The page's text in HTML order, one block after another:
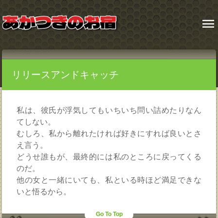
menu
リリースアンドキャッチ
私は、彼氏が浮気してもいちいち問い詰めたりなん
てしない。
むしろ、私から離れたければ好きにすれば良いとさ
え言う。
どうせ誰もが、最終的には私のところに戻ってくる
のだ。
他の女と一緒にいても、私といる時ほど満足できな
いと悟るから。
Go To Top